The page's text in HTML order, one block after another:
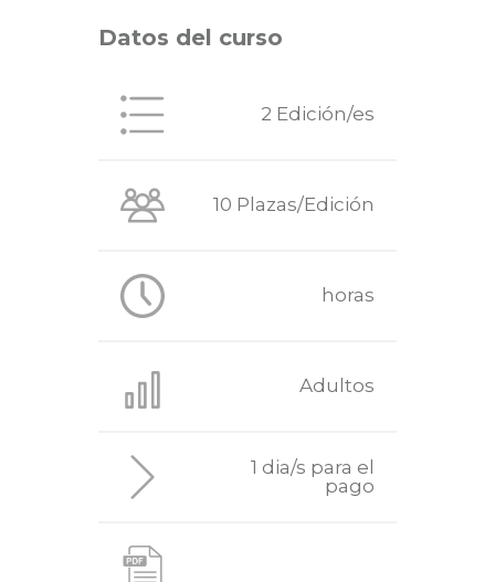
Datos del curso
2 Edición/es
10 Plazas/Edición
horas
Adultos
1 dia/s para el
pago